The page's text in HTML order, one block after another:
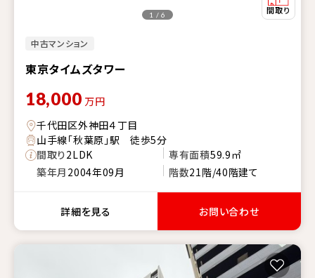
中古マンション
東京タイムズタワー
1 / 6
18,000 万円
千代田区外神田４丁目
山手線「秋葉原」駅 徒歩5分
間取り2LDK 専有面積59.9㎡
築年月 2004年09月 階数21階/40階建て
詳細を見る お問い合わせ